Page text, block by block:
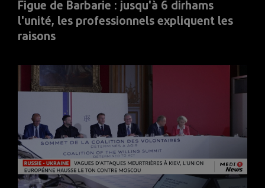
Figue de Barbarie : jusqu'à 6 dirhams
l'unité, les professionnels expliquent les
raisons